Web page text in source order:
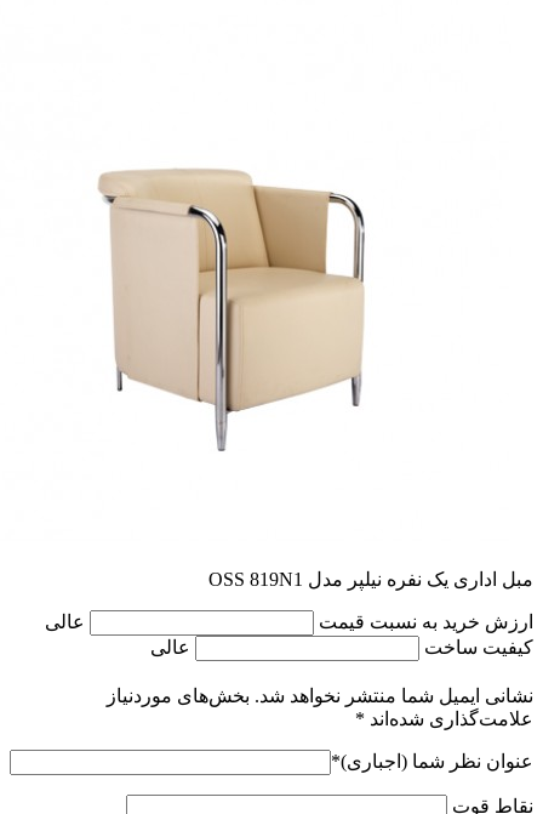
مبل اداری یک نفره نیلپر مدل OSS 819N1
ارزش خرید به نسبت قیمت
عالی
کیفیت ساخت
عالی
نشانی ایمیل شما منتشر نخواهد شد. بخش‌های موردنیاز
علامت‌گذاری شده‌اند *
عنوان نظر شما (اجباری)*
نقاط قوت